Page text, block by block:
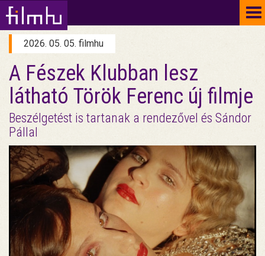
2026. 05. 05. filmhu
A Fészek Klubban lesz
látható Török Ferenc új filmje
Beszélgetést is tartanak a rendezővel és Sándor
Pállal